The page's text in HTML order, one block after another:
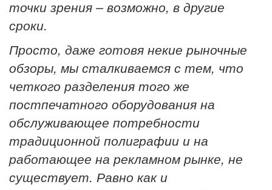
точки зрения – возможно, в другие
сроки.
Просто, даже готовя некие рыночные
обзоры, мы сталкиваемся с тем, что
четкого разделения того же
постпечатного оборудования на
обслуживающее потребности
традиционной полиграфии и на
работающее на рекламном рынке, не
существует. Равно как и